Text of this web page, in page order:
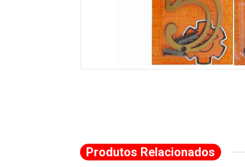
Produtos Relacionados